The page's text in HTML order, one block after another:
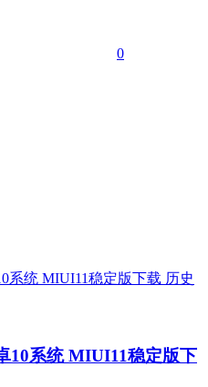
0
10系统 MIUI11稳定版下